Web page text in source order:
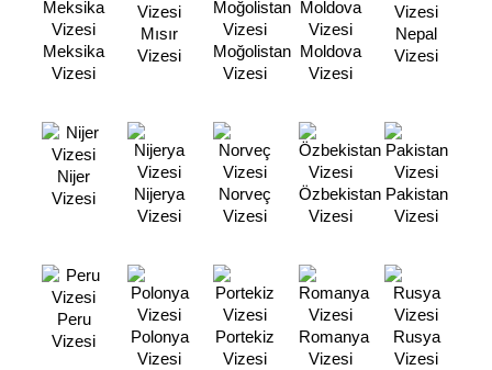
Meksika
Vizesi
Mısır
Vizesi
Moğolistan
Vizesi
Moldova
Vizesi
Nepal
Vizesi
Nijer
Vizesi
Nijerya
Vizesi
Norveç
Vizesi
Özbekistan
Vizesi
Pakistan
Vizesi
Peru
Vizesi
Polonya
Vizesi
Portekiz
Vizesi
Romanya
Vizesi
Rusya
Vizesi